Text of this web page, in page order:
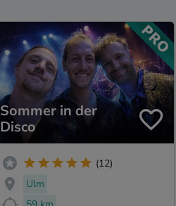
Sommer in der
Disco
(12)
Ulm